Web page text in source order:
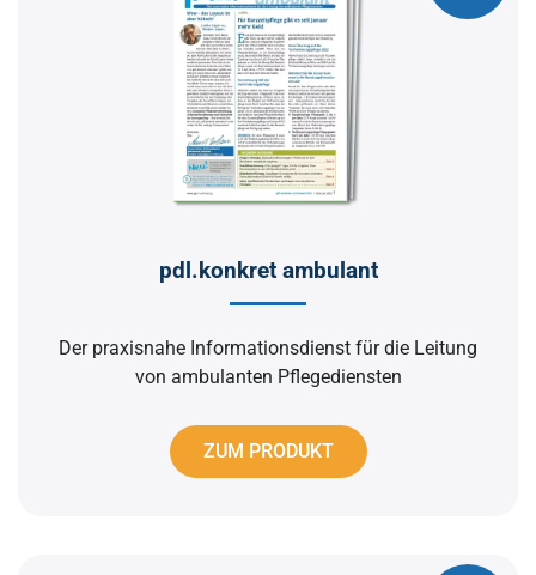
pdl.konkret ambulant
Der praxisnahe Informationsdienst für die Leitung
von ambulanten Pflegediensten
ZUM PRODUKT